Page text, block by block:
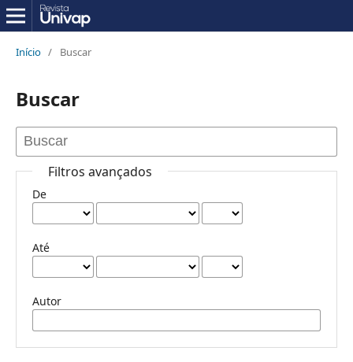
Início / Buscar
Buscar
Filtros avançados
De
Até
Autor